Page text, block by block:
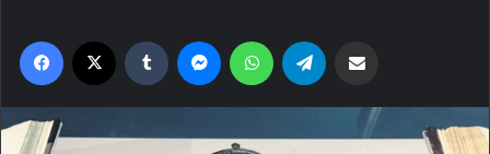
Facebook Tumblr MessengerWhatsApp